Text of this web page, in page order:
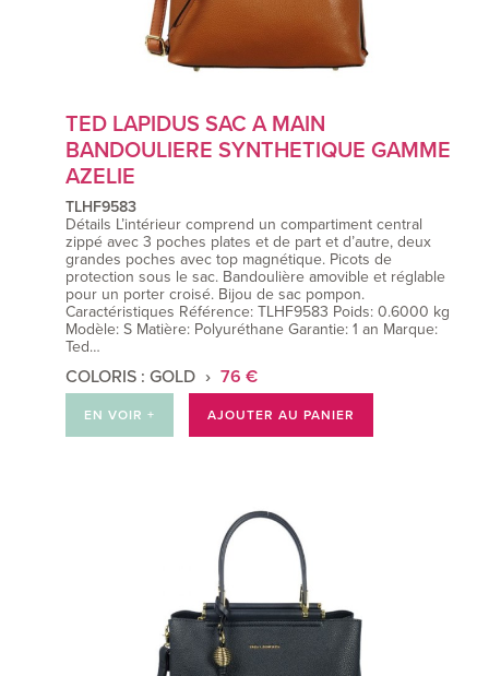
TED LAPIDUS SAC A MAIN
BANDOULIERE SYNTHETIQUE GAMME
AZELIE
TLHF9583
Détails L’intérieur comprend un compartiment central
zippé avec 3 poches plates et de part et d’autre, deux
grandes poches avec top magnétique. Picots de
protection sous le sac. Bandoulière amovible et réglable
pour un porter croisé. Bijou de sac pompon.
Caractéristiques Référence: TLHF9583 Poids: 0.6000 kg
Modèle: S Matière: Polyuréthane Garantie: 1 an Marque:
Ted…
COLORIS : GOLD 76 €
EN VOIR + AJOUTER AU PANIER